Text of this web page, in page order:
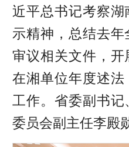
近平总书记考察
示精神，总结去年
审议相关文件，
在湘单位年度述
工作。省委副书
委员会副主任李殿